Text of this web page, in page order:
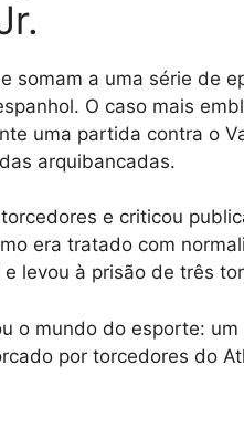
somam a uma série de
O caso mais
uma partida contra o
arquibancadas.
e criticou
era tratado com
levou à prisão de três
o mundo do esporte:
por torcedores do